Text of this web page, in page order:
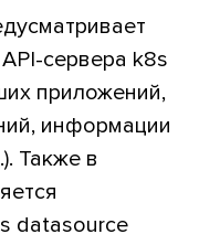
сервера k8s
приложений,
информации
Также в
datasource